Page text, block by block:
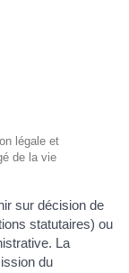
légale et
de la vie
sur décision de
statutaires) ou
La
du